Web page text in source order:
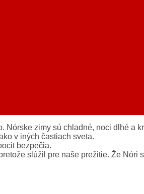
Nórske zimy sú chladné, noci dlhé
v iných častiach sveta.
bezpečia.
slúžil pre naše prežitie. Že